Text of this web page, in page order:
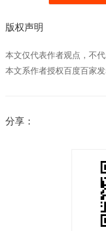
版权声明
本文仅代表作者观点，不代
本文系作者授权百度百家
分享：